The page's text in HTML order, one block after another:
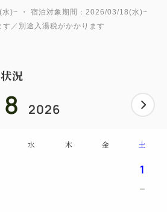
)~ ・ 宿泊対象期間：2026/03/18(水)~
／別途入湯税がかかります
況
8 2026
水 木 金 土
1